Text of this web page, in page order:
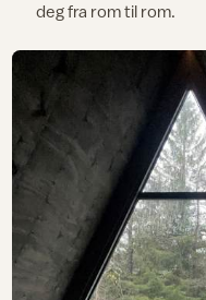
deg fra rom til rom.​